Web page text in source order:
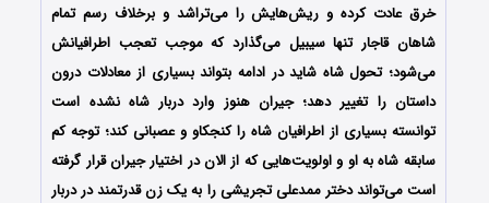
خرق عادت کرده و ریش‌هایش را می‌تراشد و برخلاف رسم تمام
شاهان قاجار تنها سیبیل می‌گذارد که موجب تعجب اطرافیانش
می‌شود؛ تحول شاه شاید در ادامه بتواند بسیاری از معادلات درون
داستان را تغییر دهد؛ جیران هنوز وارد دربار شاه نشده است
توانسته بسیاری از اطرافیان شاه را کنجکاو و عصبانی کند؛ توجه کم
سابقه شاه به او و اولویت‌هایی که از الان در اختیار جیران قرار گرفته
است می‌تواند دختر ممدعلی تجریشی را به یک زن قدرتمند در دربار